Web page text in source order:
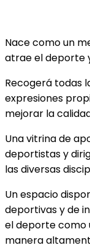
Nace como un
atrae el deporte
Recogerá todas
expresiones
mejorar la
Una vitrina de
deportistas y
las diversas
Un espacio
deportivas y de
el deporte como
manera